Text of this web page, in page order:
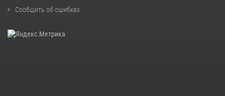
Сообщить об ошибках